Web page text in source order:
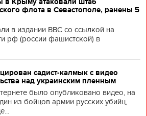
флота в Севастополе, ранены 5
в издании BBC со ссылкой на
рф (россии фашистской) в
садист-калмык с видео
над украинским пленным
было опубликовано видео, на
из бойцов армии русских убийц,